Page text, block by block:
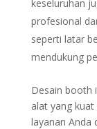
keseluruhan
profesional
seperti latar
mendukung
Desain booth
alat yang
layanan Anda